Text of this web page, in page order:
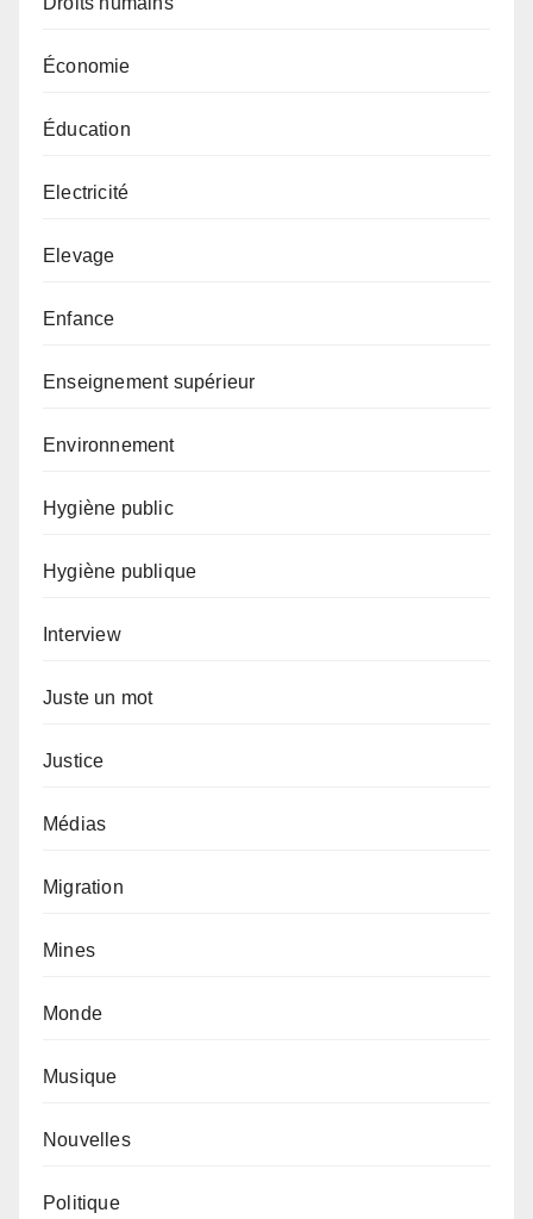
Économie
Éducation
Electricité
Elevage
Enfance
Enseignement supérieur
Environnement
Hygiène public
Hygiène publique
Interview
Juste un mot
Justice
Médias
Migration
Mines
Monde
Musique
Nouvelles
Politique